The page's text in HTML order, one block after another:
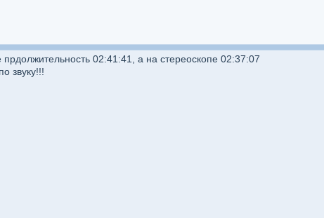
02:41:41, а на стереоскопе 02:37:07
звуку!!!